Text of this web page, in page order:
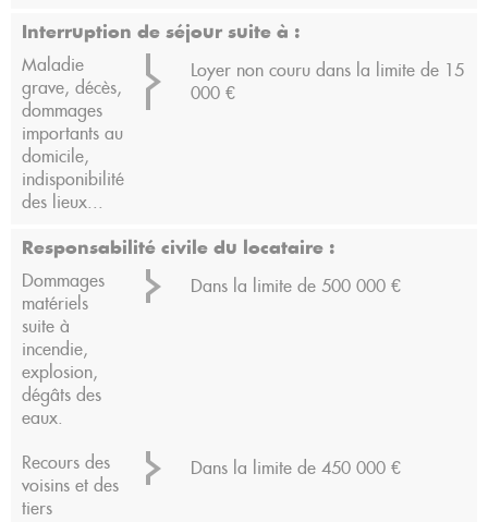
Interruption de séjour suite à :
Maladie
grave, décès,
dommages
importants au
domicile,
indisponibilité
des lieux...
Loyer non couru dans la limite de 15
000 €
Responsabilité civile du locataire :
Dommages
matériels
suite à
incendie,
explosion,
dégâts des
eaux.
Dans la limite de 500 000 €
Recours des
voisins et des
tiers
Dans la limite de 450 000 €